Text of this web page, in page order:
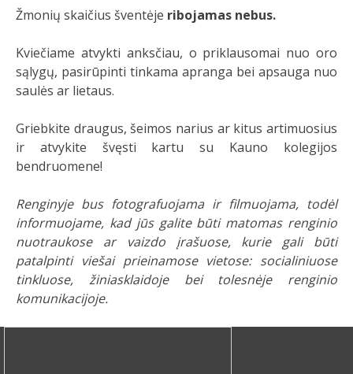
Žmonių skaičius šventėje ribojamas nebus.
Kviečiame atvykti anksčiau, o priklausomai nuo oro
sąlygų, pasirūpinti tinkama apranga bei apsauga nuo
saulės ar lietaus.
Griebkite draugus, šeimos narius ar kitus artimuosius
ir atvykite švęsti kartu su Kauno kolegijos
bendruomene!
Renginyje bus fotografuojama ir filmuojama, todėl
informuojame, kad jūs galite būti matomas renginio
nuotraukose ar vaizdo įrašuose, kurie gali būti
patalpinti viešai prieinamose vietose: socialiniuose
tinkluose, žiniasklaidoje bei tolesnėje renginio
komunikacijoje.